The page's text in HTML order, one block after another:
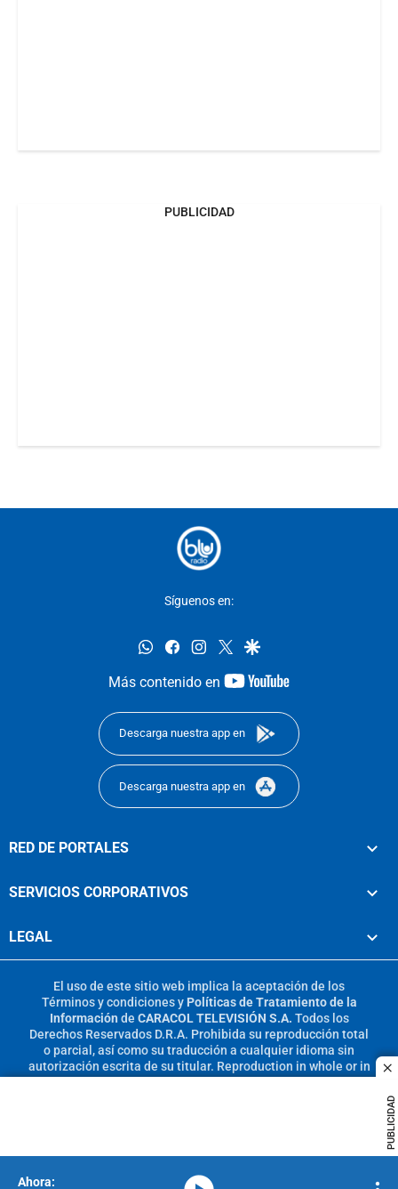
PUBLICIDAD
PUBLICIDAD
Síguenos en:
whatsappfacebookinstagram
twittergoogle
Más contenido en
youtube-
Descarga nuestra app en
Descarga nuestra app en
RED DE PORTALES
SERVICIOS CORPORATIVOS
LEGAL
El uso de este sitio web implica la aceptación de los
Términos y condicionesy Políticas de Tratamiento de la
Información de CARACOL TELEVISIÓN S.A. Todos los
Derechos Reservados D.R.A. Prohibida su reproducción total
o parcial, así como su traducción a cualquier idioma sin
autorización escrita de su titular. Reproduction in whole or in